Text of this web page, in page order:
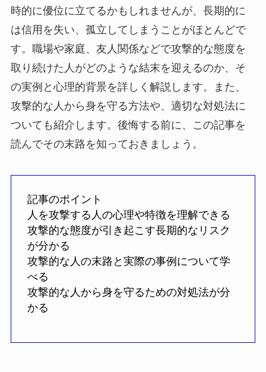
時的に優位に立てるかもしれませんが、長期的に
は信用を失い、孤立してしまうことがほとんどで
す。職場や家庭、友人関係などで攻撃的な態度を
取り続けた人がどのような結末を迎えるのか、そ
の実例と心理的背景を詳しく解説します。また、
攻撃的な人から身を守る方法や、適切な対処法に
ついても紹介します。後悔する前に、この記事を
読んでその末路を知っておきましょう。
記事のポイント
人を攻撃する人の心理や特徴を理解できる
攻撃的な態度が引き起こす長期的なリスク
が分かる
攻撃的な人の末路と実際の事例について学
べる
攻撃的な人から身を守るための対処法が分
かる